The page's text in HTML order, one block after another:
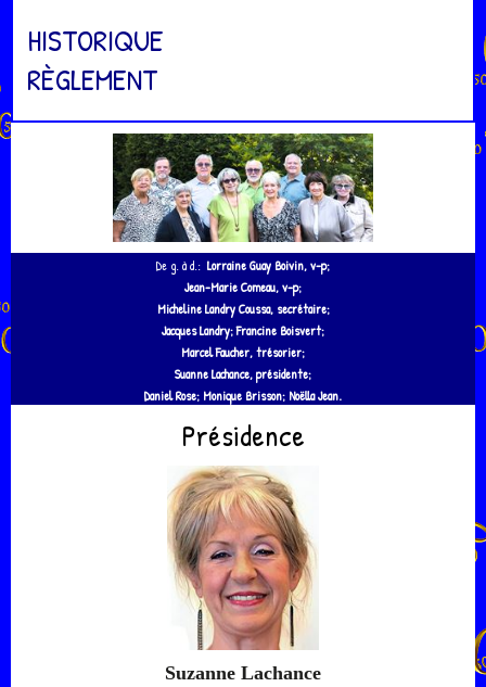
HISTORIQUE
RÈGLEMENT
De g. à d.: Lorraine Guay Boivin, v-p;
Jean-Marie Comeau, v-p;
Micheline Landry Coussa, secrétaire;
Jacques Landry; Francine Boisvert;
Marcel Faucher, trésorier;
Suanne Lachance, présidente;
Daniel Rose; Monique Brisson; Noëlla Jean.
Présidence
Suzanne Lachance